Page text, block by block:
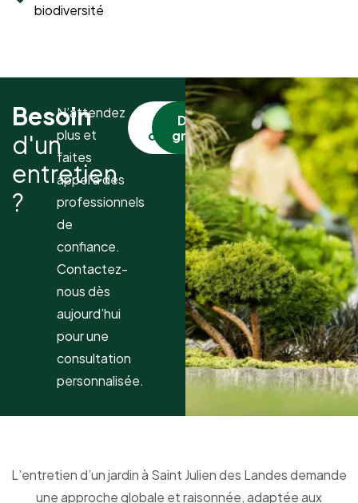
biodiversité
Besoin
d'un
entretien
?
N’attendez
plus et
faites
appel à des
professionnels
de
confiance.
Contactez-
nous dès
aujourd’hui
pour une
consultation
personnalisée.
Nous
contacter
Devis
gratuit
L’entretien d’un jardin à Saint Julien des Landes demande
une approche globale et raisonnée, adaptée aux